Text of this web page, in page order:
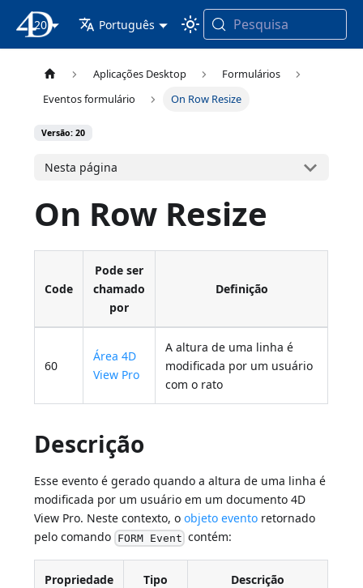
Documentação 4D
20 Português Pesquisa
Aplicações Desktop
Formulários
Eventos formulário
On Row Resize
Versão: 20
Nesta página
On Row Resize
Code
Pode ser
chamado
por
Definição
60
Área 4D
View Pro
A altura de uma linha é
modificada por um usuário
com o rato
Descrição
Esse evento é gerado quando a altura de uma linha é
modificada por um usuário em um documento 4D
View Pro. Neste contexto, oobjeto evento retornado
pelo comando FORM Event contém:
Propriedade Tipo Descrição